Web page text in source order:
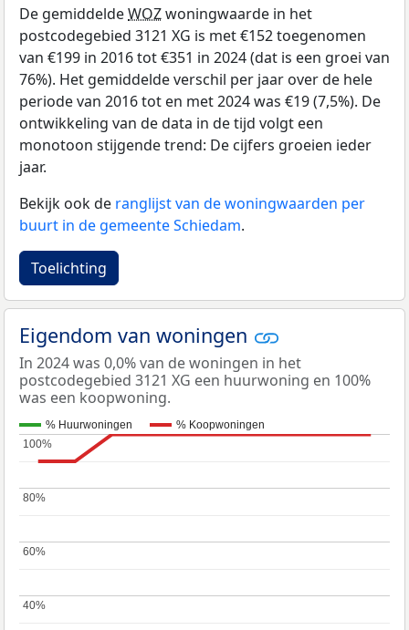
De gemiddeldeWOZwoningwaarde in het
postcodegebied 3121 XG is met €152 toegenomen
van €199 in 2016 tot €351 in 2024 (dat is een groei van
76%). Het gemiddelde verschil per jaar over de hele
periode van 2016 tot en met 2024 was €19 (7,5%). De
ontwikkeling van de data in de tijd volgt een
monotoon stijgende trend: De cijfers groeien ieder
jaar.
Bekijk ook de ranglijst van de woningwaarden per
buurt in de gemeente Schiedam.
Toelichting
Eigendom van woningen
In 2024 was 0,0% van de woningen in het
postcodegebied 3121 XG een huurwoning en 100%
was een koopwoning.
% Huurwoningen % Koopwoningen
40%
40%
60%
60%
80%
80%
100%
100%